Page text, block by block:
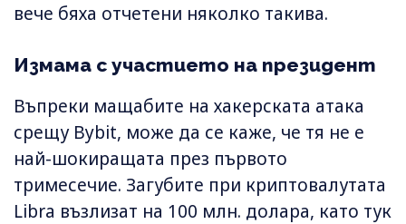
вече бяха отчетени няколко такива.
Измама с участието на президент
Въпреки мащабите на хакерската атака
срещу Bybit, може да се каже, че тя не е
най-шокиращата през първото
тримесечие. Загубите при криптовалутата
Libra възлизат на 100 млн. долара, като тук